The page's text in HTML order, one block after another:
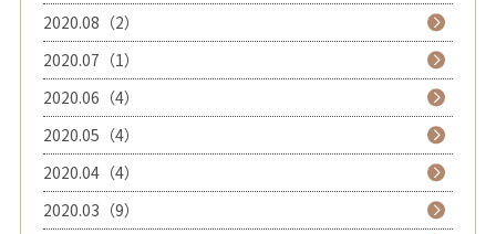
2020.08（2）
2020.07（1）
2020.06（4）
2020.05（4）
2020.04（4）
2020.03（9）